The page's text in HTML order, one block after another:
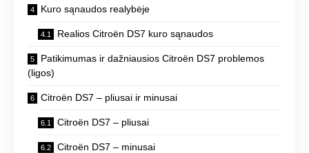
Kuro sąnaudos realybėje
Realios Citroën DS7 kuro sąnaudos
Patikimumas ir dažniausios Citroën DS7 problemos
(ligos)
Citroën DS7 – pliusai ir minusai
Citroën DS7 – pliusai
Citroën DS7 – minusai